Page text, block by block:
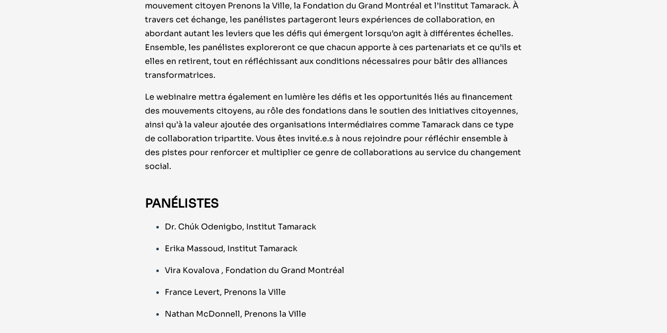
mouvement citoyen Prenons la Ville, la Fondation du Grand Montréal et l’Institut Tamarack. À
travers cet échange, les panélistes partageront leurs expériences de collaboration, en
abordant autant les leviers que les défis qui émergent lorsqu’on agit à différentes échelles.
Ensemble, les panélistes exploreront ce que chacun apporte à ces partenariats et ce qu’ils et
elles en retirent, tout en réfléchissant aux conditions nécessaires pour bâtir des alliances
transformatrices.
Le webinaire mettra également en lumière les défis et les opportunités liés au financement
des mouvements citoyens, au rôle des fondations dans le soutien des initiatives citoyennes,
ainsi qu’à la valeur ajoutée des organisations intermédiaires comme Tamarack dans ce type
de collaboration tripartite. Vous êtes invité.e.s à nous rejoindre pour réfléchir ensemble à
des pistes pour renforcer et multiplier ce genre de collaborations au service du changement
social.
PANÉLISTES
Dr. Chúk Odenigbo, Institut Tamarack
Erika Massoud, Institut Tamarack
Vira Kovalova , Fondation du Grand Montréal
France Levert, Prenons la Ville
Nathan McDonnell, Prenons la Ville